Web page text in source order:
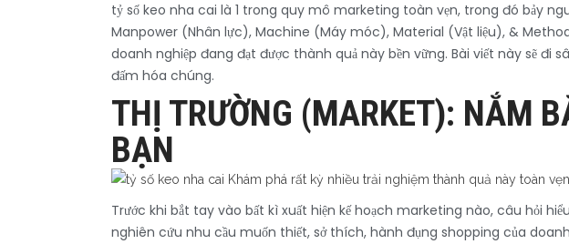
tỷ số keo nha cai là 1 trong quy mô marketing toàn vẹn, trong đó bảy
Manpower (Nhân lực), Machine (Máy móc), Material (Vật liệu), &
doanh nghiệp đang đạt được thành quả này bền vững. Bài viết này sẽ
đấm hóa chúng.
THỊ TRƯỜNG (MARKET): NẮM
BẠN
Trước khi bắt tay vào bất kì xuất hiện kế hoạch marketing nào, câu hỏi
nghiên cứu nhu cầu muốn thiết, sở thích, hành đụng shopping của